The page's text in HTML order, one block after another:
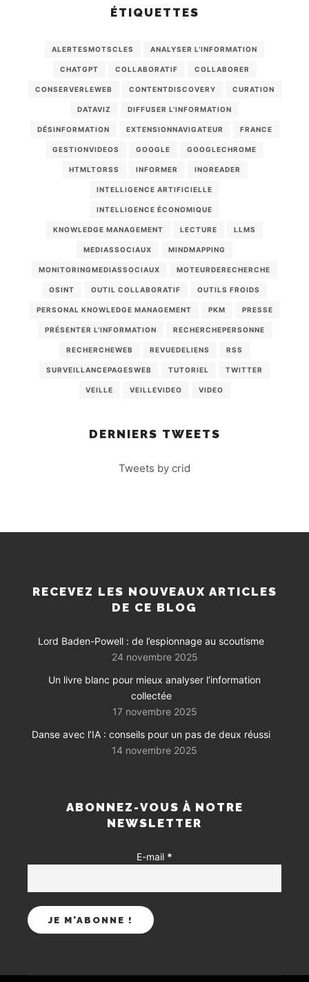
ÉTIQUETTES
ALERTESMOTSCLES ANALYSER L'INFORMATION
CHATGPT COLLABORATIF COLLABORER
CONSERVERLEWEB CONTENTDISCOVERY CURATION
DATAVIZ DIFFUSER L'INFORMATION
DÉSINFORMATION EXTENSIONNAVIGATEUR FRANCE
GESTIONVIDEOS GOOGLE GOOGLECHROME
HTMLTORSS INFORMER INOREADER
INTELLIGENCE ARTIFICIELLE
INTELLIGENCE ÉCONOMIQUE
KNOWLEDGE MANAGEMENT LECTURE LLMS
MEDIASSOCIAUX MINDMAPPING
MONITORINGMEDIASSOCIAUX MOTEURDERECHERCHE
OSINT OUTIL COLLABORATIF OUTILS FROIDS
PERSONAL KNOWLEDGE MANAGEMENT PKM PRESSE
PRÉSENTER L'INFORMATION RECHERCHEPERSONNE
RECHERCHEWEB REVUEDELIENS RSS
SURVEILLANCEPAGESWEB TUTORIEL TWITTER
VEILLE VEILLEVIDEO VIDEO
DERNIERS TWEETS
Tweets by crid
RECEVEZ LES NOUVEAUX ARTICLES
DE CE BLOG
Lord Baden-Powell : de l’espionnage au scoutisme
24 novembre 2025
Un livre blanc pour mieux analyser l’information
collectée
17 novembre 2025
Danse avec l’IA : conseils pour un pas de deux réussi
14 novembre 2025
ABONNEZ-VOUS À NOTRE
NEWSLETTER
E-mail *